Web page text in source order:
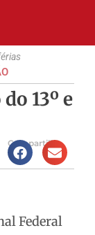
13º e
Compartilhe
Federal